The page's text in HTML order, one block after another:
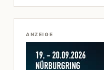
ANZEIGE